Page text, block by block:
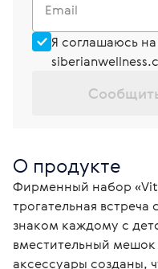
Email
Я соглашаюсь
О продукте
Фирменный набор
трогательная
знаком каждому с
вместительный
аксессуары созданы,